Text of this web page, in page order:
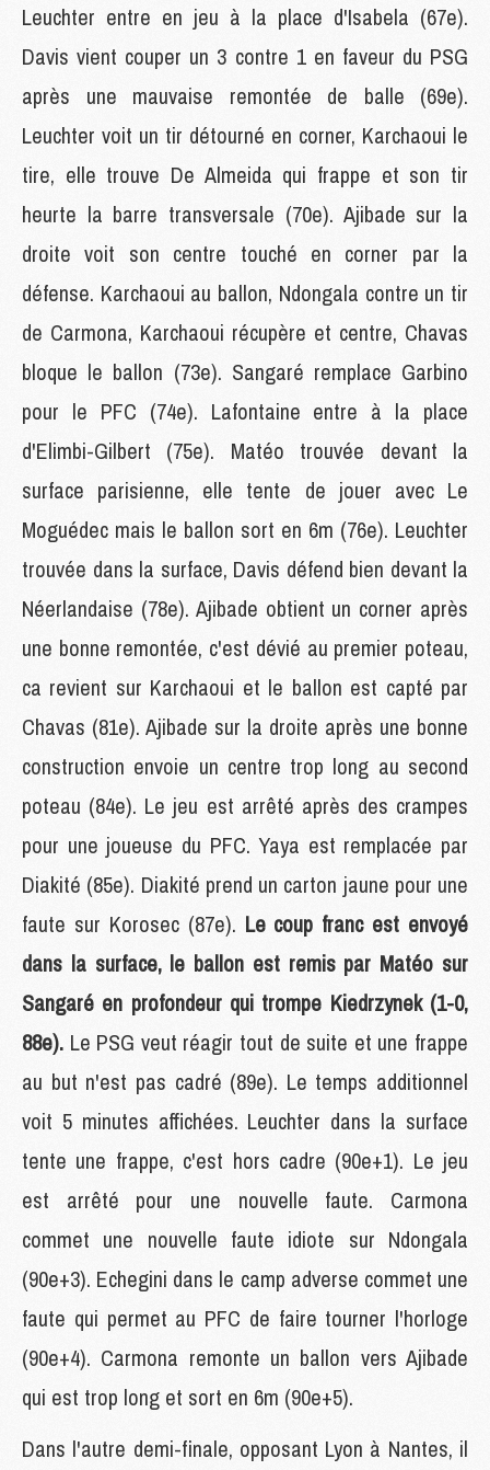
Leuchter entre en jeu à la place d'Isabela (67e).
Davis vient couper un 3 contre 1 en faveur du PSG
après une mauvaise remontée de balle (69e).
Leuchter voit un tir détourné en corner, Karchaoui le
tire, elle trouve De Almeida qui frappe et son tir
heurte la barre transversale (70e). Ajibade sur la
droite voit son centre touché en corner par la
défense. Karchaoui au ballon, Ndongala contre un tir
de Carmona, Karchaoui récupère et centre, Chavas
bloque le ballon (73e). Sangaré remplace Garbino
pour le PFC (74e). Lafontaine entre à la place
d'Elimbi-Gilbert (75e). Matéo trouvée devant la
surface parisienne, elle tente de jouer avec Le
Moguédec mais le ballon sort en 6m (76e). Leuchter
trouvée dans la surface, Davis défend bien devant la
Néerlandaise (78e). Ajibade obtient un corner après
une bonne remontée, c'est dévié au premier poteau,
ca revient sur Karchaoui et le ballon est capté par
Chavas (81e). Ajibade sur la droite après une bonne
construction envoie un centre trop long au second
poteau (84e). Le jeu est arrêté après des crampes
pour une joueuse du PFC. Yaya est remplacée par
Diakité (85e). Diakité prend un carton jaune pour une
faute sur Korosec (87e). Le coup franc est envoyé
dans la surface, le ballon est remis par Matéo sur
Sangaré en profondeur qui trompe Kiedrzynek (1-0,
88e). Le PSG veut réagir tout de suite et une frappe
au but n'est pas cadré (89e). Le temps additionnel
voit 5 minutes affichées. Leuchter dans la surface
tente une frappe, c'est hors cadre (90e+1). Le jeu
est arrêté pour une nouvelle faute. Carmona
commet une nouvelle faute idiote sur Ndongala
(90e+3). Echegini dans le camp adverse commet une
faute qui permet au PFC de faire tourner l'horloge
(90e+4). Carmona remonte un ballon vers Ajibade
qui est trop long et sort en 6m (90e+5).
Dans l'autre demi-finale, opposant Lyon à Nantes, il